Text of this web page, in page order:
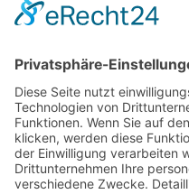
Lieferumfang
Dokumente